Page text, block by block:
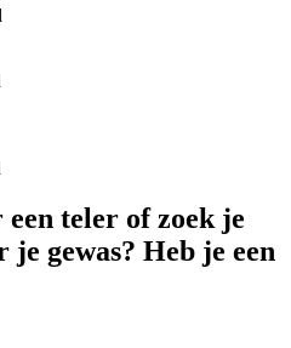
teler of zoek je
gewas? Heb je een